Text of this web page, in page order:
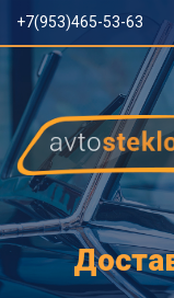
+7(953)465-53-63